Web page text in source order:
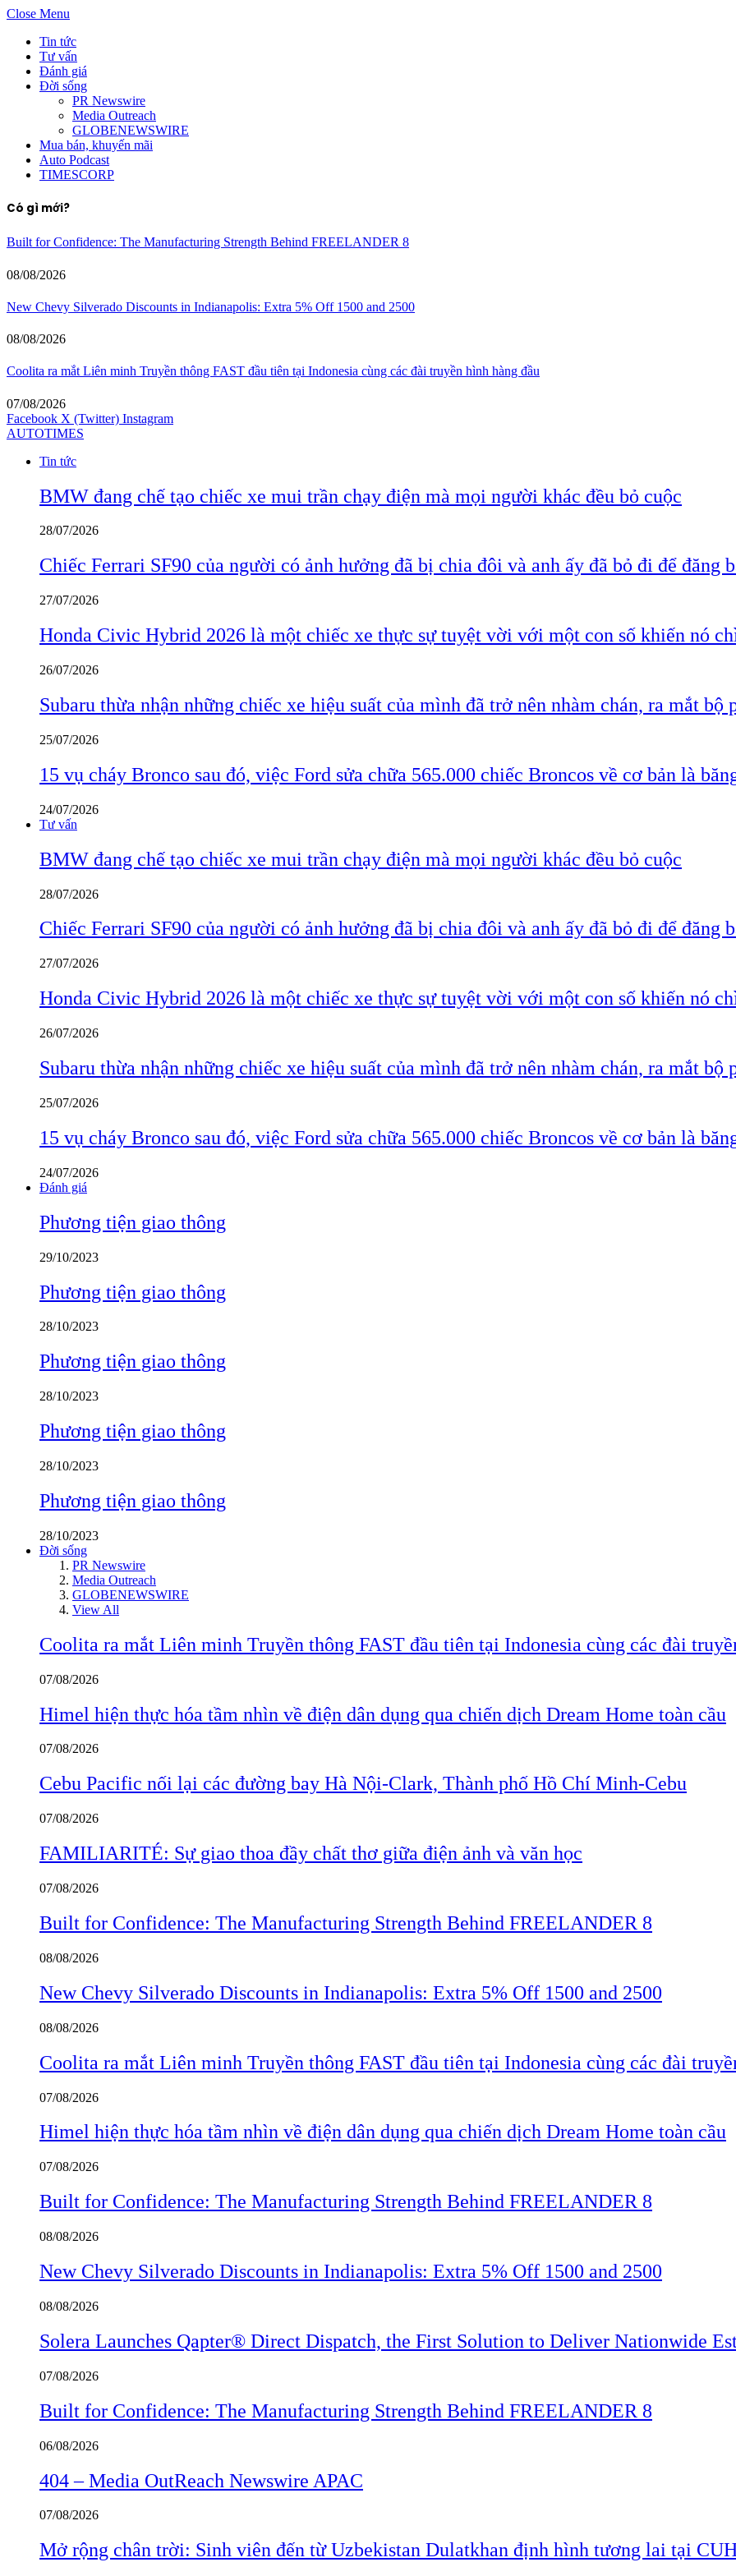
Close Menu
Tin tức
Tư vấn
Đánh giá
Đời sống
PR Newswire
Media Outreach
GLOBENEWSWIRE
Mua bán, khuyến mãi
Auto Podcast
TIMESCORP
Có gì mới?
Built for Confidence: The Manufacturing Strength Behind FREELANDER 8
08/08/2026
New Chevy Silverado Discounts in Indianapolis: Extra 5% Off 1500 and 2500
08/08/2026
Coolita ra mắt Liên minh Truyền thông FAST đầu tiên tại Indonesia cùng các đài truyền hình hàng đầu
07/08/2026
Facebook X (Twitter) Instagram
AUTOTIMES
Tin tức
BMW đang chế tạo chiếc xe mui trần chạy điện mà mọi người khác đều bỏ cuộc
28/07/2026
Chiếc Ferrari SF90 của người có ảnh hưởng đã bị chia đôi và anh ấy đã bỏ đi để đăng
27/07/2026
Honda Civic Hybrid 2026 là một chiếc xe thực sự tuyệt vời với một con số khiến nó
26/07/2026
Subaru thừa nhận những chiếc xe hiệu suất của mình đã trở nên nhàm chán, ra mắt bộ
25/07/2026
15 vụ cháy Bronco sau đó, việc Ford sửa chữa 565.000 chiếc Broncos về cơ bản là
24/07/2026
Tư vấn
BMW đang chế tạo chiếc xe mui trần chạy điện mà mọi người khác đều bỏ cuộc
28/07/2026
Chiếc Ferrari SF90 của người có ảnh hưởng đã bị chia đôi và anh ấy đã bỏ đi để đăng
27/07/2026
Honda Civic Hybrid 2026 là một chiếc xe thực sự tuyệt vời với một con số khiến nó
26/07/2026
Subaru thừa nhận những chiếc xe hiệu suất của mình đã trở nên nhàm chán, ra mắt bộ
25/07/2026
15 vụ cháy Bronco sau đó, việc Ford sửa chữa 565.000 chiếc Broncos về cơ bản là
24/07/2026
Đánh giá
Phương tiện giao thông
29/10/2023
Phương tiện giao thông
28/10/2023
Phương tiện giao thông
28/10/2023
Phương tiện giao thông
28/10/2023
Phương tiện giao thông
28/10/2023
Đời sống
PR Newswire
Media Outreach
GLOBENEWSWIRE
View All
Coolita ra mắt Liên minh Truyền thông FAST đầu tiên tại Indonesia cùng các đài
07/08/2026
Himel hiện thực hóa tầm nhìn về điện dân dụng qua chiến dịch Dream Home toàn cầu
07/08/2026
Cebu Pacific nối lại các đường bay Hà Nội-Clark, Thành phố Hồ Chí Minh-Cebu
07/08/2026
FAMILIARITÉ: Sự giao thoa đầy chất thơ giữa điện ảnh và văn học
07/08/2026
Built for Confidence: The Manufacturing Strength Behind FREELANDER 8
08/08/2026
New Chevy Silverado Discounts in Indianapolis: Extra 5% Off 1500 and 2500
08/08/2026
Coolita ra mắt Liên minh Truyền thông FAST đầu tiên tại Indonesia cùng các đài
07/08/2026
Himel hiện thực hóa tầm nhìn về điện dân dụng qua chiến dịch Dream Home toàn cầu
07/08/2026
Built for Confidence: The Manufacturing Strength Behind FREELANDER 8
08/08/2026
New Chevy Silverado Discounts in Indianapolis: Extra 5% Off 1500 and 2500
08/08/2026
Solera Launches Qapter® Direct Dispatch, the First Solution to Deliver Nationwide
07/08/2026
Built for Confidence: The Manufacturing Strength Behind FREELANDER 8
06/08/2026
404 – Media OutReach Newswire APAC
07/08/2026
Mở rộng chân trời: Sinh viên đến từ Uzbekistan Dulatkhan định hình tương lai tại